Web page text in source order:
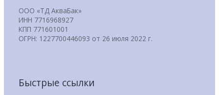
ООО «ТД АкваБак»
ИНН 7716968927
КПП 771601001
ОГРН: 1227700446093 от 26 июля 2022 г.
Быстрые ссылки